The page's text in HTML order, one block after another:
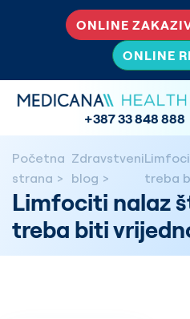
ONLINE
ONLINE
+387 33 848 888
Početna
strana
Zdravstveni
blog
treba
Limfociti nalaz
treba biti